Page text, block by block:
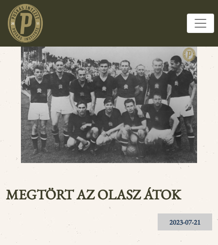
MEGTÖRT AZ OLASZ ÁTOK
2023-07-21